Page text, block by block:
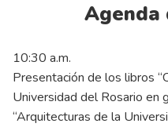
Agenda
10:30 a.m.
Presentación de los libros
Universidad del Rosario en
“Arquitecturas de la